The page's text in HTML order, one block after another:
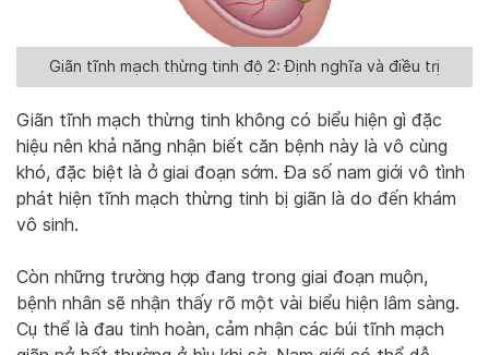
Giãn tĩnh mạch thừng tinh độ 2: Định nghĩa và điều trị
Giãn tĩnh mạch thừng tinh không có biểu hiện gì đặc
hiệu nên khả năng nhận biết căn bệnh này là vô cùng
khó, đặc biệt là ở giai đoạn sớm. Đa số nam giới vô tình
phát hiện tĩnh mạch thừng tinh bị giãn là do đến khám
vô sinh.
Còn những trường hợp đang trong giai đoạn muộn,
bệnh nhân sẽ nhận thấy rõ một vài biểu hiện lâm sàng.
Cụ thể là đau tinh hoàn, cảm nhận các búi tĩnh mạch